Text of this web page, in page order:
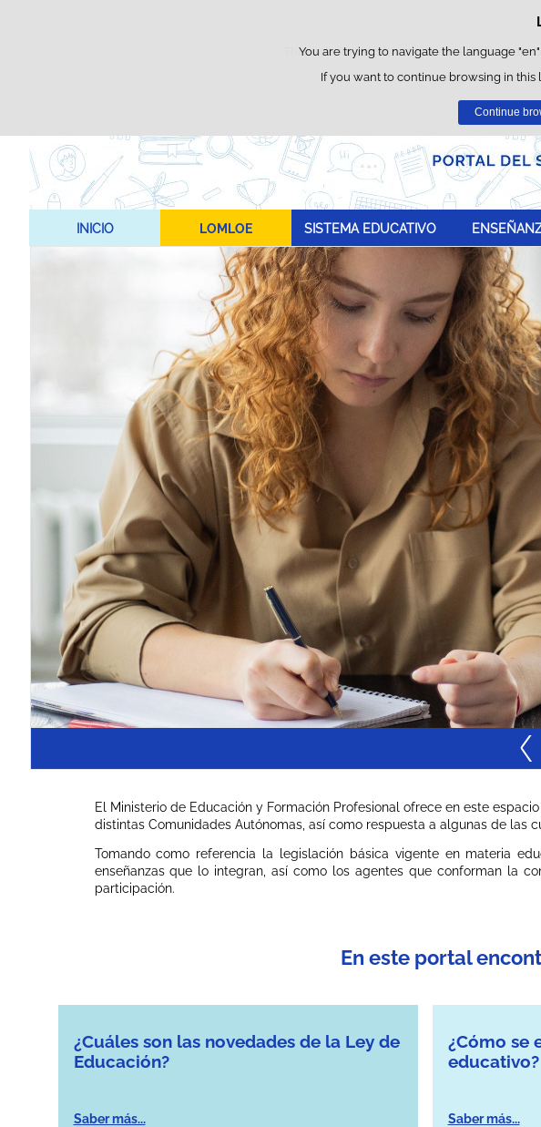
This website uses its own cookies to facilitate
You can get more
You are trying to navigate the language
If you want to continue browsing in
Continue
INICIO LOMLOE SISTEMA EDUCATIVO
El Ministerio de Educación y Formación Profesional ofrece en este
distintas Comunidades Autónomas, así como respuesta a algunas de las
Tomando como referencia la legislación básica vigente en materia
enseñanzas que lo integran, así como los agentes que conforman la
participación.
En este portal
¿Cuáles son las novedades de la Ley de
Educación?
Saber más...
¿Cómo se
educativo?
Saber más...